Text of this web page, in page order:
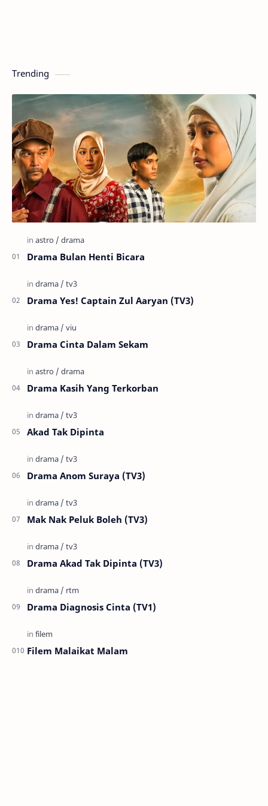
Trending
Drama Bulan Henti Bicara
Drama Yes! Captain Zul Aaryan (TV3)
Drama Cinta Dalam Sekam
Drama Kasih Yang Terkorban
Akad Tak Dipinta
Drama Anom Suraya (TV3)
Mak Nak Peluk Boleh (TV3)
Drama Akad Tak Dipinta (TV3)
Drama Diagnosis Cinta (TV1)
Filem Malaikat Malam